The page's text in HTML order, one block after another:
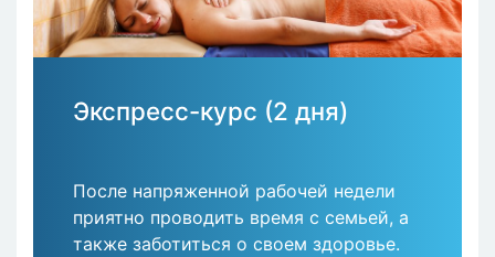
Экспресс-курс (2 дня)
После напряженной рабочей недели
приятно проводить время с семьей, а
также заботиться о своем здоровье.